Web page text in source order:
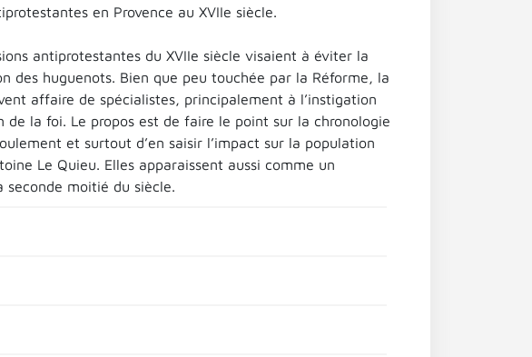
en Provence au XVIIe siècle.
antiprotestantes du XVIIe siècle visaient à éviter la
des huguenots. Bien que peu touchée par la Réforme, la
affaire de spécialistes, principalement à l’instigation
la foi. Le propos est de faire le point sur la chronologie
et surtout d’en saisir l’impact sur la population
Le Quieu. Elles apparaissent aussi comme un
seconde moitié du siècle.